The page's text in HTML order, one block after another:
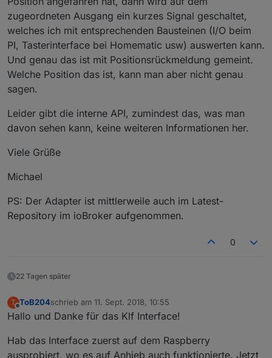
zugeordneten Ausgang ein kurzes Signal geschaltet,
welches ich mit entsprechenden Bausteinen (I/O beim
PI, Tasterinterface bei Homematic usw) auswerten kann.
Und genau das ist mit Positionsrückmeldung gemeint.
Welche Position das ist, kann man aber nicht genau
sagen.
Leider gibt die interne API, zumindest das, was man
davon sehen kann, keine weiteren Informationen her.
Viele Grüße
Michael
PS: Der Adapter ist mittlerweile auch im Latest-
Repository im ioBroker aufgenommen.
0
22 Tagen später
T
Offline
ToB204schrieb am 11. Sept. 2018, 10:55
zuletzt editiert von
Hallo und Danke für das Klf Interface!
Hab das Interface zuerst auf dem Raspberry
ausprobiert, wo es auf Anhieb auch funktionierte. Jetzt